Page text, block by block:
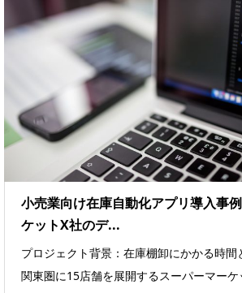
小売業向け在庫自動化アプリ導入事
ケットX社のデ...
プロジェクト背景：在庫棚卸にかかる時間
関東圏に15店舗を展開するスーパーマー